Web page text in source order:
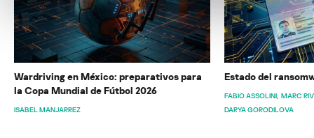
Wardriving en México: preparativos para
la Copa Mundial de Fútbol 2026
ISABEL MANJARREZ
Estado del
FABIO ASSOLINI MARC
DARYA GORODILOVA